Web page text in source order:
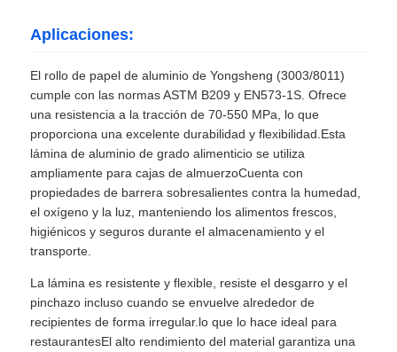
Aplicaciones:
El rollo de papel de aluminio de Yongsheng (3003/8011)
cumple con las normas ASTM B209 y EN573-1S. Ofrece
una resistencia a la tracción de 70-550 MPa, lo que
proporciona una excelente durabilidad y flexibilidad.Esta
lámina de aluminio de grado alimenticio se utiliza
ampliamente para cajas de almuerzoCuenta con
propiedades de barrera sobresalientes contra la humedad,
el oxígeno y la luz, manteniendo los alimentos frescos,
higiénicos y seguros durante el almacenamiento y el
transporte.
La lámina es resistente y flexible, resiste el desgarro y el
pinchazo incluso cuando se envuelve alrededor de
recipientes de forma irregular.lo que lo hace ideal para
restaurantesEl alto rendimiento del material garantiza una